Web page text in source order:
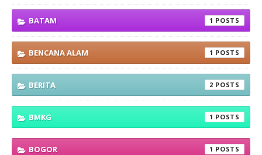
BATAM 1
BENCANA ALAM 1
BERITA 2
BMKG 1
BOGOR 1